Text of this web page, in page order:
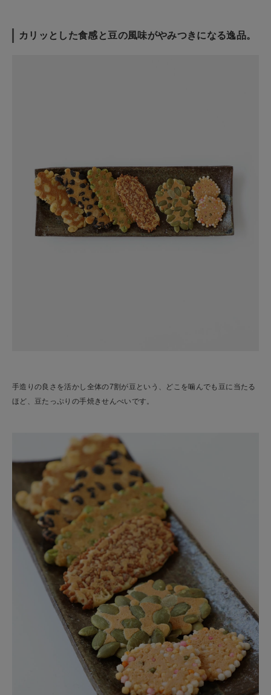
カリッとした食感と豆の風味がやみつきになる逸品。
手造りの良さを活かし全体の7割が豆という、どこを噛んでも豆に当たる
ほど、豆たっぷりの手焼きせんべいです。